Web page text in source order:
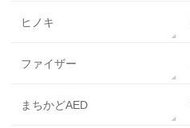
ヒノキ
ファイザー
まちかどAED